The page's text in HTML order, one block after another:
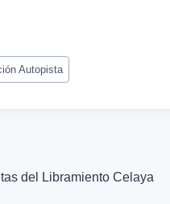
Autopista
del Libramiento Celaya